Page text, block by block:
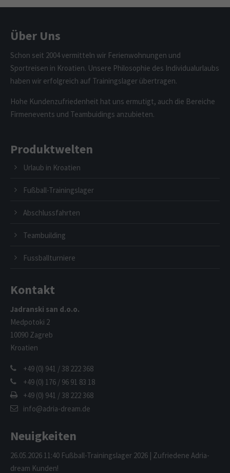
Über Uns
Schon seit 2004 vermitteln wir Ferienwohnungen und
Sportreisen in Kroatien. Unsere Philosophie des Individualurlaubs
haben wir erfolgreich auf Trainingslager übertragen.
Hohe Kundenzufriedenheit hat uns ermutigt, auch die Bereiche
Firmenevents und Teambuidings anzubieten.
Produktwelten
Urlaub in Kroatien
Fußball-Trainingslager
Abschlussfahrten
Teambuilding
Fussballturniere
Kontakt
Jadranski san d.o.o.
Medpotoki 2
10090 Zagreb
Kroatien
+49 (0) 941 / 38 222 368
+49 (0) 176 / 96 91 83 18
+49 (0) 941 / 38 222 368
info@adria-dream.de
Neuigkeiten
26.05.2026 11:40 Fußball-Trainingslager 2026 | Zufriedene Adria-
dream Kunden!